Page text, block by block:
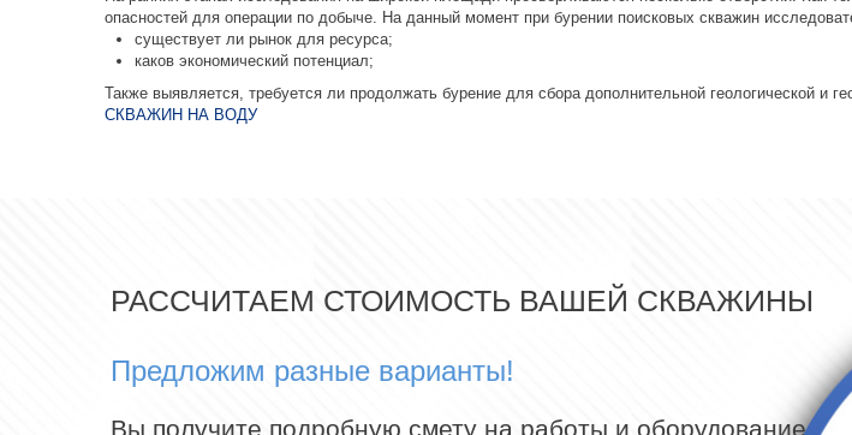
опасностей для операции по добыче. На данный момент при бурении поисковых скважин
существует ли рынок для ресурса;
каков экономический потенциал;
Также выявляется, требуется ли продолжать бурение для сбора дополнительной геологической и
СКВАЖИН НА ВОДУ
РАССЧИТАЕМ СТОИМОСТЬ ВАШЕЙ СКВАЖИНЫ
Предложим разные варианты!
Вы получите подробную смету на работы и оборудование